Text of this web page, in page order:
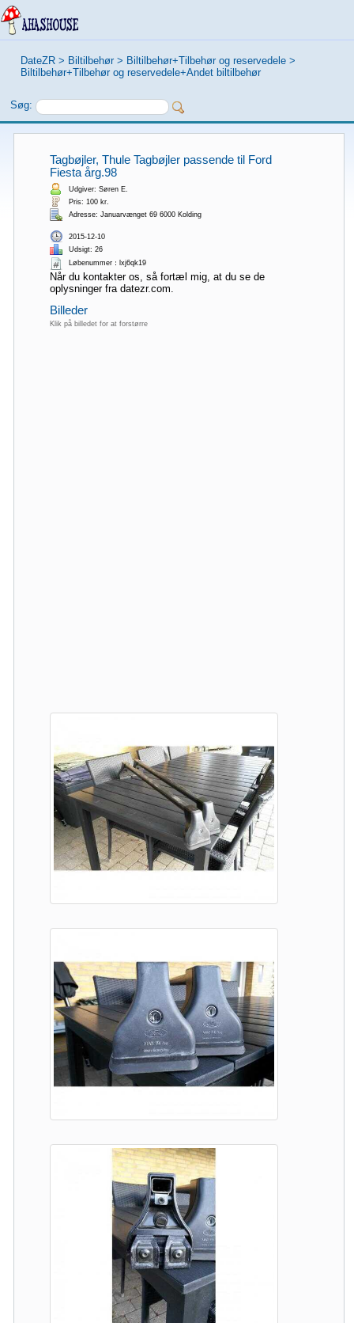
DateZR > Biltilbehør > Biltilbehør+Tilbehør og reservedele >
Biltilbehør+Tilbehør og reservedele+Andet biltilbehør
Søg:
Tagbøjler, Thule Tagbøjler passende til Ford
Fiesta årg.98
Udgiver: Søren E.
Pris: 100 kr.
Adresse: Januarvænget 69 6000 Kolding
2015-12-10
Udsigt: 26
Løbenummer：lxj6qk19
Når du kontakter os, så fortæl mig, at du se de
oplysninger fra datezr.com.
Billeder
Klik på billedet for at forstørre